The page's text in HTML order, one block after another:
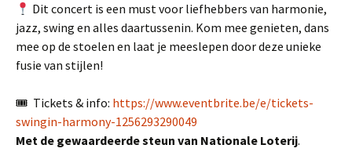
Dit concert is een must voor liefhebbers van harmonie,
jazz, swing en alles daartussenin. Kom mee genieten, dans
mee op de stoelen en laat je meeslepen door deze unieke
fusie van stijlen!
🎟 Tickets & info: https://www.eventbrite.be/e/tickets-
swingin-harmony-1256293290049
Met de gewaardeerde steun van Nationale Loterij.